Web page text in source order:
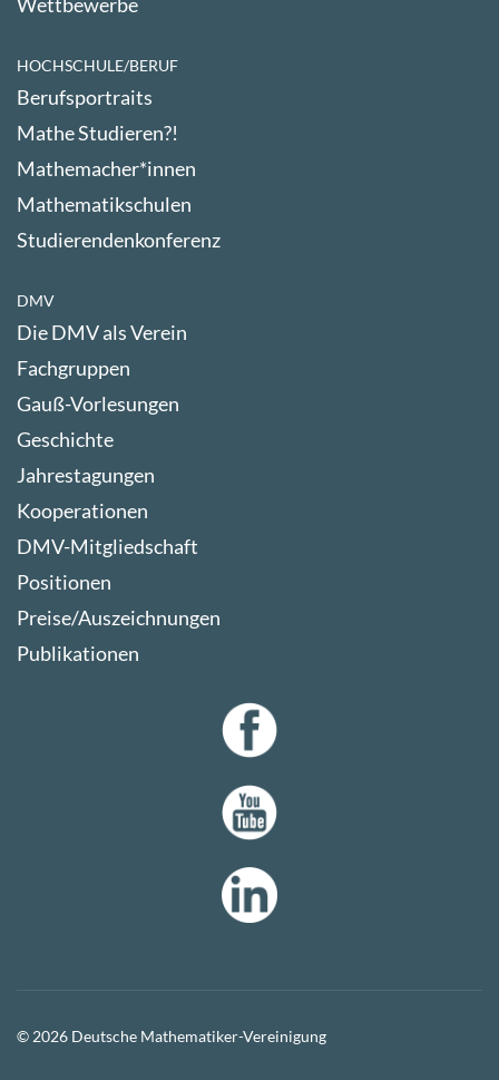
HOCHSCHULE/BERUF
Berufsportraits
Mathe Studieren?!
Mathemacher*innen
Mathematikschulen
Studierendenkonferenz
DMV
Die DMV als Verein
Fachgruppen
Gauß-Vorlesungen
Geschichte
Jahrestagungen
Kooperationen
DMV-Mitgliedschaft
Positionen
Preise/Auszeichnungen
Publikationen
© 2026 Deutsche Mathematiker-Vereinigung